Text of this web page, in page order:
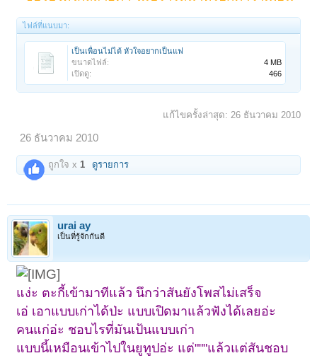
ไฟล์ที่แนบมา:
เป็นเพื่อนไม่ได้ หัวใจอยากเป็นแฟ
ขนาดไฟล์:
4 MB
เปิดดู:
466
แก้ไขครั้งล่าสุด: 26 ธันวาคม 2010
26 ธันวาคม 2010
ถูกใจ x1 ดูรายการ
urai ay
เป็นที่รู้จักกันดี
แง่ะ ตะกี้เข้ามาทีแล้ว นึกว่าสันยังโพสไม่เสร็จ
เอ่ เอาแบบเก่าได้ป่ะ แบบเปิดมาแล้วฟังได้เลยอ่ะ
คนแก่อ่ะ ชอบไรที่มันเป้นแบบเก่า
แบบนี้เหมือนเข้าไปในยูทูปอ่ะ แต่"""แล้วแต่สันชอบ